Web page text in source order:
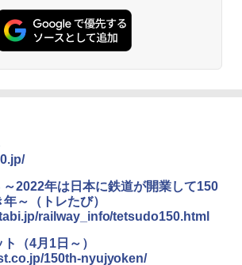
2022年は日本に鉄道が開業して150
～（トレたび）
railway_info/tetsudo150.html
（4月1日～）
150th-nyujyoken/